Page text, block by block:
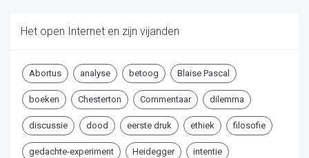
Het open Internet en zijn vijanden
Abortus analyse betoog Blaise Pascal
boeken Chesterton Commentaar dilemma
discussie dood eerste druk ethiek filosofie
gedachte-experiment Heidegger intentie